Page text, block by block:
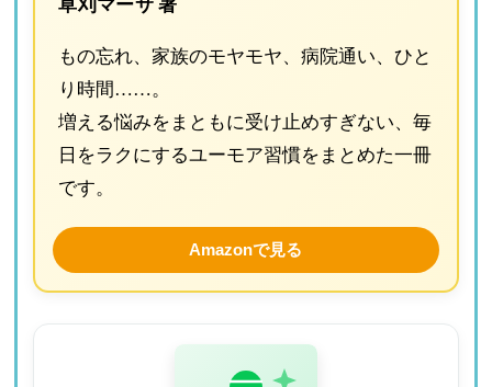
草刈マーサ 著
もの忘れ、家族のモヤモヤ、病院通い、ひと
り時間……。
増える悩みをまともに受け止めすぎない、毎
日をラクにするユーモア習慣をまとめた一冊
です。
Amazonで見る